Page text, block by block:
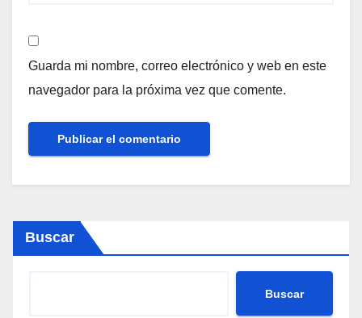
Guarda mi nombre, correo electrónico y web en este
navegador para la próxima vez que comente.
Buscar
Buscar